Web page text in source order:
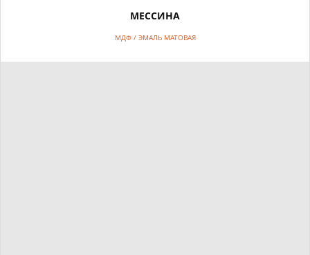
МЕССИНА
МДФ / ЭМАЛЬ МАТОВАЯ